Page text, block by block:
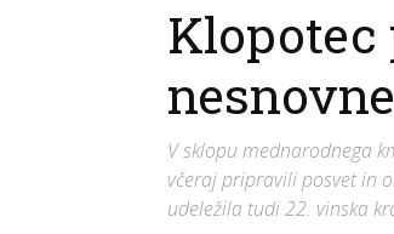
V sklopu mednarodnega
včeraj pripravili posvet in
udeležila tudi 22. vinska